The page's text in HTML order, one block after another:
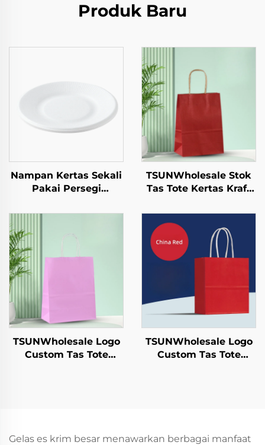
Produk Baru
Nampan Kertas Sekali
Pakai Persegi
Salad, Camilan, Sushi,
Permen, Cokelat,
Biskuit, dan Makanan
Peliharaan dll.
TSUNWholesale Stok
Tas Tote Kertas Kraft
untuk Pengambilan
dan Hadiah Tahun
Baru/Christmas
Packaging Bag
TSUNWholesale Logo
Custom Tas Tote
Baru/Christmas
TSUNWholesale Logo
Custom Tas Tote
Kerajinan
Gelas es krim besar menawarkan berbagai manfaat